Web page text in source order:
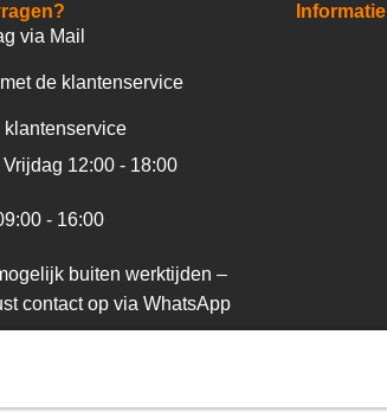
via Mail
de klantenservice
klantenservice
12:00 - 18:00
- 16:00
buiten werktijden –
contact op via WhatsApp
Informatie